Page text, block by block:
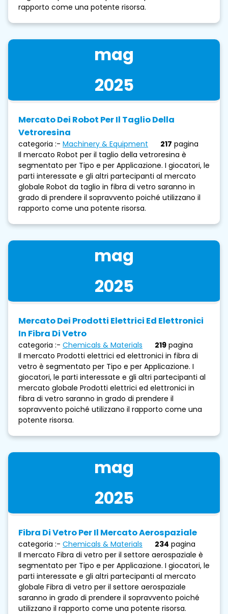
rapporto come una potente risorsa.
mag
2025
Mercato Dei Robot Per Il Taglio Della
Vetroresina
categoria :- Machinery & Equipment 217 pagina
Il mercato Robot per il taglio della vetroresina è
segmentato per Tipo e per Applicazione. I giocatori, le
parti interessate e gli altri partecipanti al mercato
globale Robot da taglio in fibra di vetro saranno in
grado di prendere il sopravvento poiché utilizzano il
rapporto come una potente risorsa.
mag
2025
Mercato Dei Prodotti Elettrici Ed Elettronici
In Fibra Di Vetro
categoria :- Chemicals & Materials 219 pagina
Il mercato Prodotti elettrici ed elettronici in fibra di
vetro è segmentato per Tipo e per Applicazione. I
giocatori, le parti interessate e gli altri partecipanti al
mercato globale Prodotti elettrici ed elettronici in
fibra di vetro saranno in grado di prendere il
sopravvento poiché utilizzano il rapporto come una
potente risorsa.
mag
2025
Fibra Di Vetro Per Il Mercato Aerospaziale
categoria :- Chemicals & Materials 234 pagina
Il mercato Fibra di vetro per il settore aerospaziale è
segmentato per Tipo e per Applicazione. I giocatori, le
parti interessate e gli altri partecipanti al mercato
globale Fibra di vetro per il settore aerospaziale
saranno in grado di prendere il sopravvento poiché
utilizzano il rapporto come una potente risorsa.